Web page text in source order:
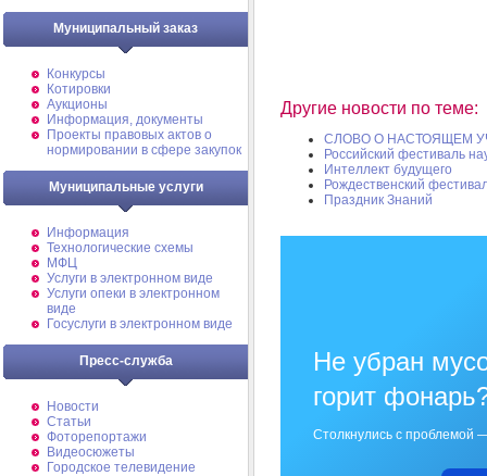
Муниципальный заказ
Конкурсы
Котировки
Аукционы
Информация, документы
Проекты правовых актов о
нормировании в сфере закупок
Муниципальные услуги
Информация
Технологические схемы
МФЦ
Услуги в электронном виде
Услуги опеки в электронном
виде
Госуслуги в электронном виде
Пресс-служба
Новости
Статьи
Фоторепортажи
Видеосюжеты
Городское телевидение
Другие новости по теме:
СЛОВО О НАСТОЯЩЕМ
Российский фестиваль
Интеллект будущего
Рождественский
Праздник Знаний
Не убран
горит
Столкнулись с проблемой